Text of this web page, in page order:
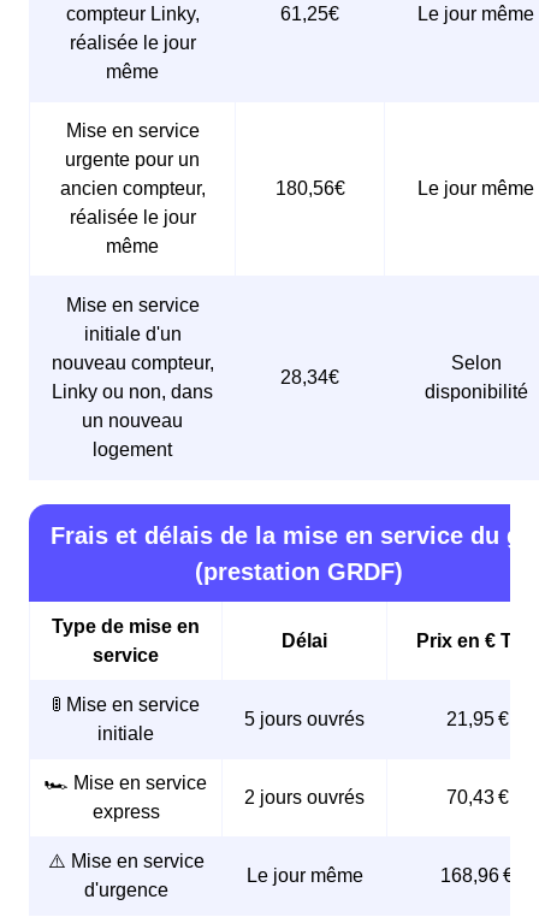
compteur Linky,
réalisée le jour
même
61,25€ Le jour même
Mise en service
urgente pour un
ancien compteur,
réalisée le jour
même
180,56€ Le jour même
Mise en service
initiale d'un
nouveau compteur,
Linky ou non, dans
un nouveau
logement
28,34€
Selon
disponibilité
Frais et délais de la mise en service du
(prestation GRDF)
Type de mise en
service
Délai Prix en € TTC
🚦 Mise en service
initiale
5 jours ouvrés 21,95 €
🏎️ Mise en service
express
2 jours ouvrés 70,43 €
⚠️ Mise en service
d'urgence
Le jour même 168,96 €